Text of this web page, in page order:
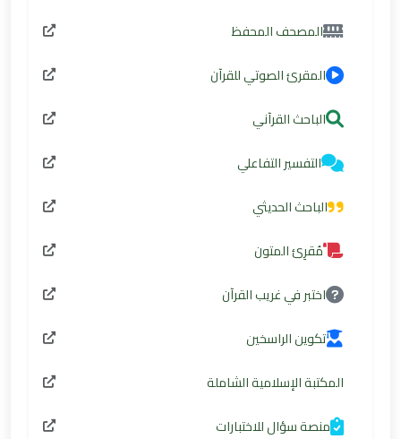
المصحف المحفظ
المقرئ الصوتي للقرآن
الباحث القرآني
التفسير التفاعلي
الباحث الحديثي
مُقرِئ المتون
اختبر في غريب القرآن
تكوين الراسخين
المكتبة الإسلامية الشاملة
منصة سؤال للاختبارات